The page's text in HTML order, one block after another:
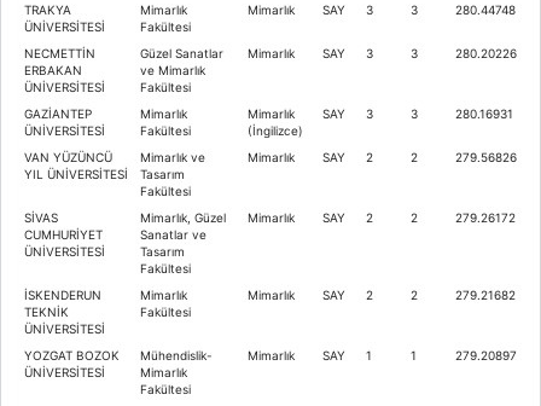
TRAKYA
ÜNİVERSİTESİ
Mimarlık
Fakültesi
Mimarlık SAY 3 3 280.44748
NECMETTİN
ERBAKAN
ÜNİVERSİTESİ
Güzel Sanatlar
ve Mimarlık
Fakültesi
Mimarlık SAY 3 3 280.20226
GAZİANTEP
ÜNİVERSİTESİ
Mimarlık
Fakültesi
Mimarlık
(İngilizce)
SAY 3 3 280.16931
VAN YÜZÜNCÜ
YIL ÜNİVERSİTESİ
Mimarlık ve
Tasarım
Fakültesi
Mimarlık SAY 2 2 279.56826
SİVAS
CUMHURİYET
ÜNİVERSİTESİ
Mimarlık, Güzel
Sanatlar ve
Tasarım
Fakültesi
Mimarlık SAY 2 2 279.26172
İSKENDERUN
TEKNİK
ÜNİVERSİTESİ
Mimarlık
Fakültesi
Mimarlık SAY 2 2 279.21682
YOZGAT BOZOK
ÜNİVERSİTESİ
Mühendislik-
Mimarlık
Fakültesi
Mimarlık SAY 1 1 279.20897